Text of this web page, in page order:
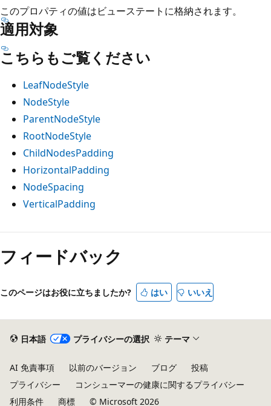
このプロパティの値はビューステートに格納されます。
適用対象
こちらもご覧ください
LeafNodeStyle
NodeStyle
ParentNodeStyle
RootNodeStyle
ChildNodesPadding
HorizontalPadding
NodeSpacing
VerticalPadding
フィードバック
このページはお役に立ちましたか? はい いいえ
日本語 プライバシーの選択 テーマ
AI 免責事項 以前のバージョン ブログ
投稿
プライバシー
コンシューマーの健康に関するプライバシー
利用条件
商標 © Microsoft 2026